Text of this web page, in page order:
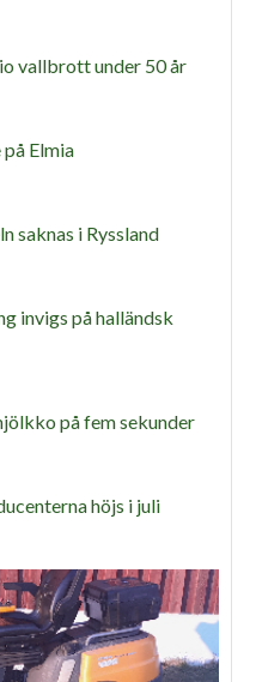
vallbrott under 50 år
Elmia
saknas i Ryssland
invigs på halländsk
på fem sekunder
höjs i juli